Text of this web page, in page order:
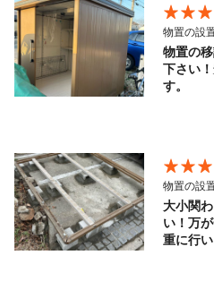
物置の設
物置の
下さい
す。
物置の設
大小関
い！万
重に行